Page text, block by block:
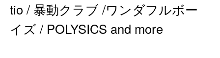
tio / 暴動クラブ /ワンダフルボー
イズ / POLYSICS and more